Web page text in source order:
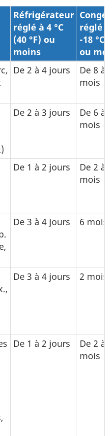
Réfrigérateur
réglé à 4 °C
(40 °F) ou
moins
réglé à
-18 °C
ou
De 2 à 4 jours
De 8 à
mois
De 2 à 3 jours
De 6 à
mois
De 1 à 2 jours
De 2 à
mois
De 3 à 4 jours 6 mois
De 3 à 4 jours 2 mois
De 1 à 2 jours
De 2 à
mois